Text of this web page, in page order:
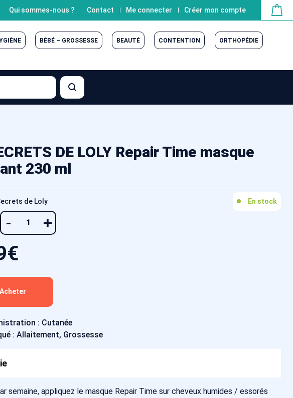
Qui sommes-nous ? Contact Me connecter Créer mon compte
BÉBÉ – GROSSESSE BEAUTÉ CONTENTION ORTHOPÉDIE
DE LOLY Repair Time masque
230 ml
de Loly En stock
- +
€
Acheter
: Cutanée
: Allaitement, Grossesse
semaine, appliquez le masque Repair Time sur cheveux humides / essorés